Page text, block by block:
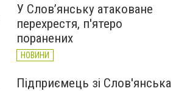
У Слов’янську атаковане
перехрестя, п'ятеро
поранених
НОВИНИ
Підприємець зі Слов'янська